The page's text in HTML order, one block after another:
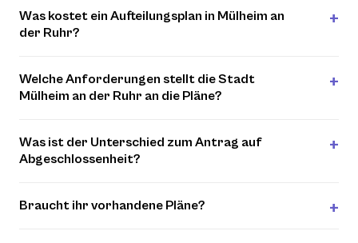
Was kostet ein Aufteilungsplan in Mülheim an
der Ruhr?
Welche Anforderungen stellt die Stadt
Mülheim an der Ruhr an die Pläne?
Was ist der Unterschied zum Antrag auf
Abgeschlossenheit?
Braucht ihr vorhandene Pläne?